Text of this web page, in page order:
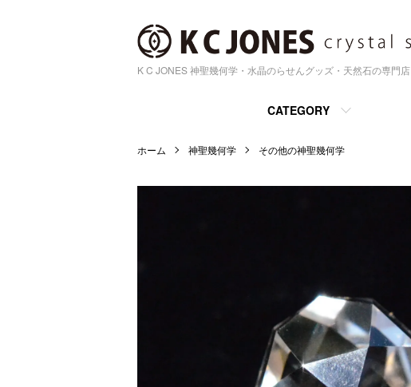
K C JONES 神聖幾何学・水晶のらせんグッズ・天然石の専門店
CATEGORY
ホーム 神聖幾何学 その他の神聖幾何学